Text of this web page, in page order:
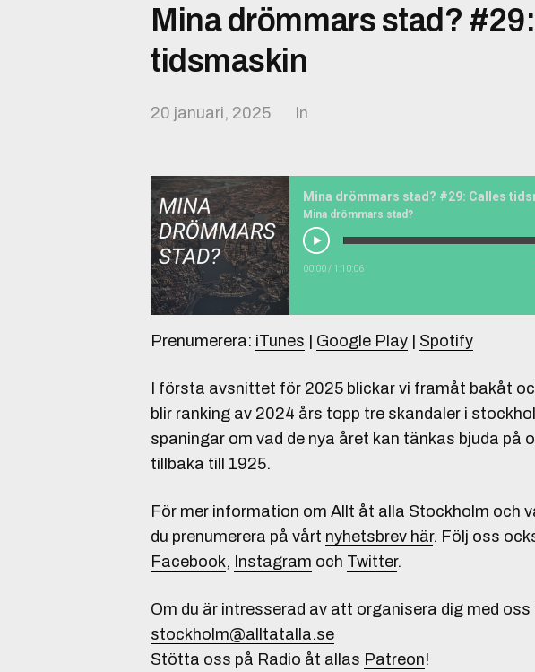
Mina drömmars stad?
tidsmaskin
20 januari, 2025 In
Mina drömmars stad?
00:00/ 1:10:06
Prenumerera: iTunes Google Play Spotify
I första avsnittet för 2025 blickar vi framåt bakåt
blir ranking av 2024 års topp tre skandaler i
spaningar om vad de nya året kan tänkas bjuda på
tillbaka till 1925.
För mer information om Allt åt alla Stockholm och
du prenumerera på vårt nyhetsbrev här. Följ oss
Facebook, Instagram och Twitter.
Om du är intresserad av att organisera dig med oss
stockholm@alltatalla.se
Stötta oss på Radio åt allas Patreon!